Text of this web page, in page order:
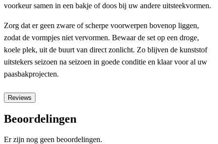
voorkeur samen in een bakje of doos bij uw andere uitsteekvormen.
Zorg dat er geen zware of scherpe voorwerpen bovenop liggen,
zodat de vormpjes niet vervormen. Bewaar de set op een droge,
koele plek, uit de buurt van direct zonlicht. Zo blijven de kunststof
uitstekers seizoen na seizoen in goede conditie en klaar voor al uw
paasbakprojecten.
Reviews
Beoordelingen
Er zijn nog geen beoordelingen.